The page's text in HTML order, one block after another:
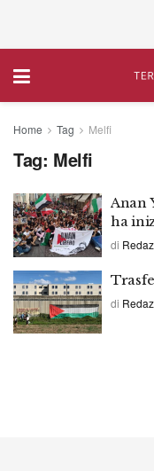
Home Tag Melfi
Tag: Melfi
Anan
ha
di
di